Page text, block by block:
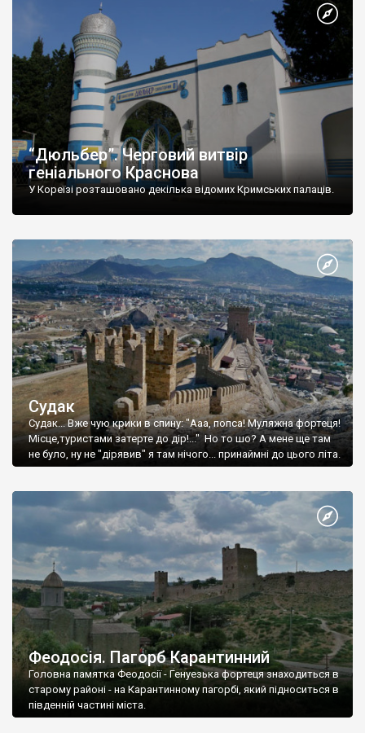
“Дюльбер”. Черговий витвір
геніального Краснова
У Кореїзі розташовано декілька відомих Кримських палаців.
Судак
Судак... Вже чую крики в спину: "Ааа, попса! Муляжна фортеця!
Місце,туристами затерте до дір!..." Но то шо? А мене ще там
не було, ну не "дірявив" я там нічого... принаймні до цього літа.
Феодосія. Пагорб Карантинний
Головна памятка Феодосії - Генуезька фортеця знаходиться в
старому районі - на Карантинному пагорбі, який підноситься в
південній частині міста.